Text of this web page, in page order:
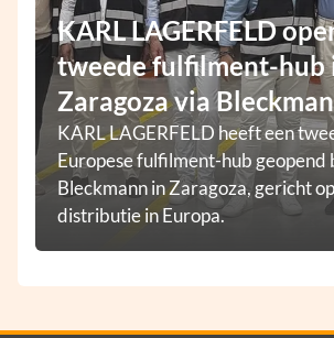
KARL LAGERFELD
tweede fulfilment-hub
Zaragoza via
KARL LAGERFELD heeft een
Europese fulfilment-hub geopend
Bleckmann in Zaragoza, gericht
distributie in Europa.